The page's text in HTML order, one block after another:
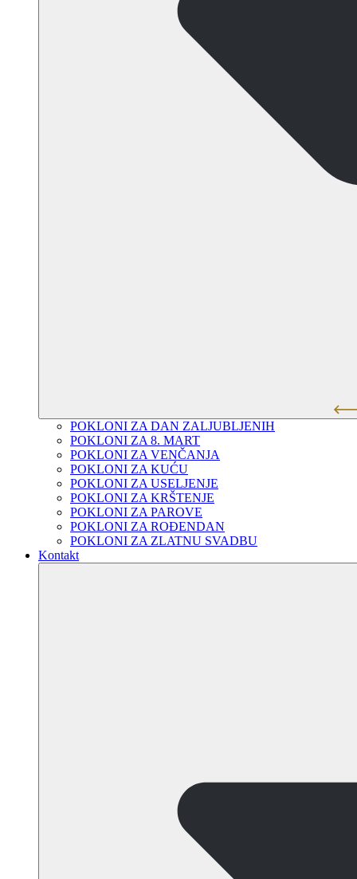
POKLONI ZA DAN ZALJUBLJENIH
POKLONI ZA 8. MART
POKLONI ZA VENČANJA
POKLONI ZA KUĆU
POKLONI ZA USELJENJE
POKLONI ZA KRŠTENJE
POKLONI ZA PAROVE
POKLONI ZA ROĐENDAN
POKLONI ZA ZLATNU SVADBU
Kontakt